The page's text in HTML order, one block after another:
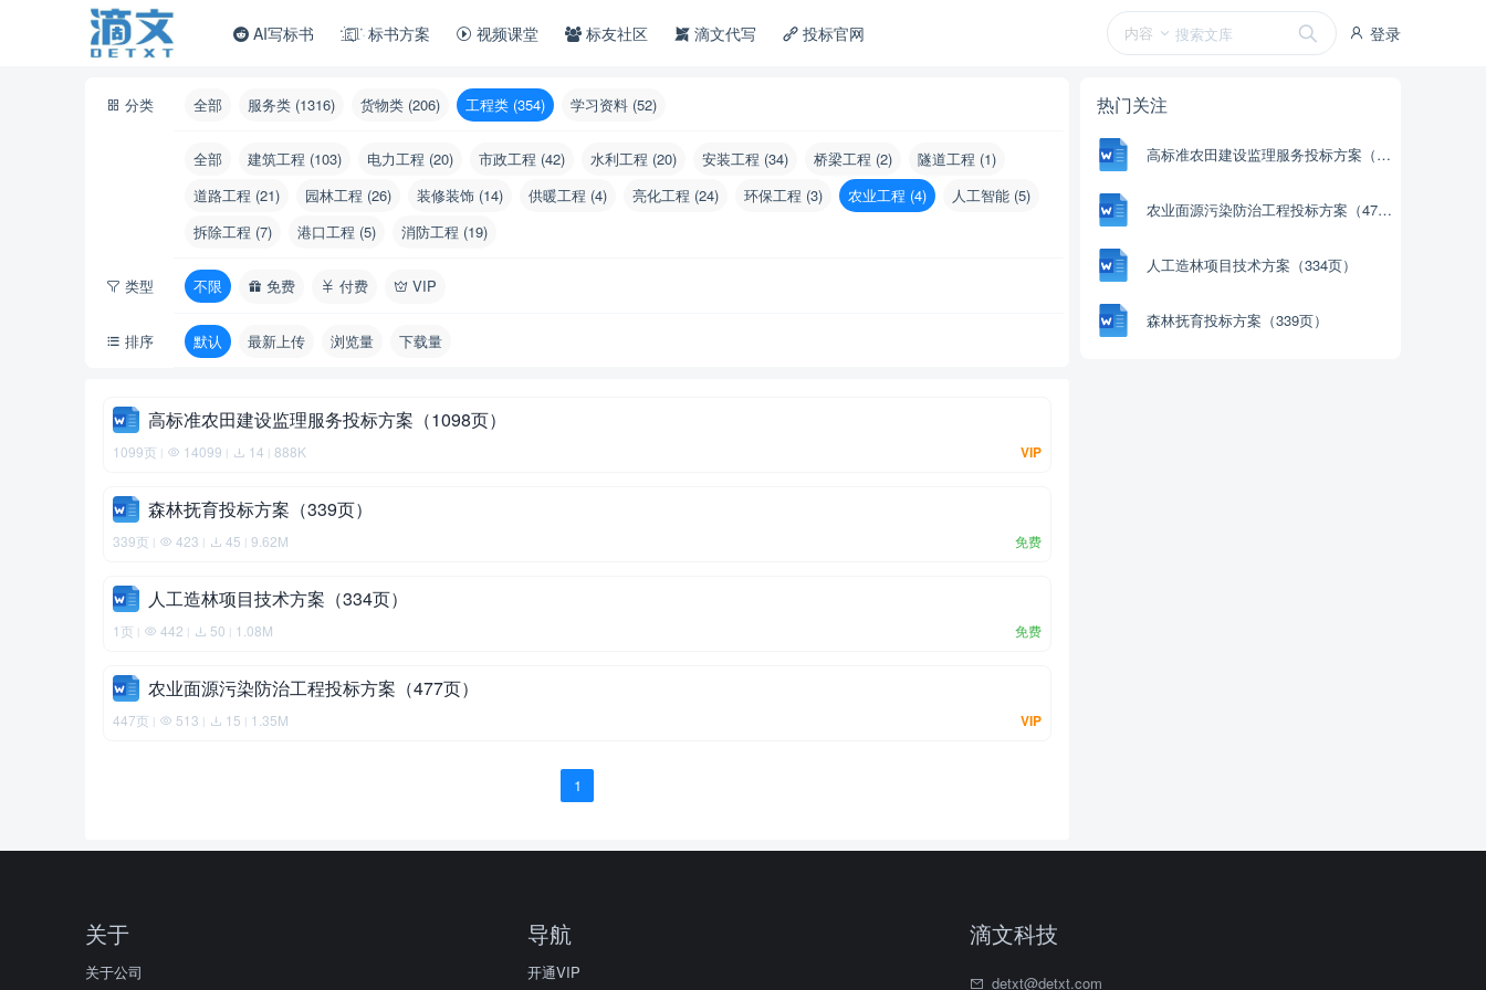
登录
内容
AI写标书 标书方案 视频课堂 标友社区 滴文代写 投标官网
分类 全部 服务类 (1316) 货物类 (206) 工程类 (354) 学习资料 (52)
全部 建筑工程 (103) 电力工程 (20) 市政工程 (42) 水利工程 (20) 安装工程 (34) 桥梁工程 (2)
隧道工程 (1)
道路工程 (21)
园林工程 (26) 装修装饰 (14) 供暖工程 (4) 亮化工程 (24) 环保工程 (3) 农业工程 (4)
人工智能 (5)
拆除工程 (7)
港口工程 (5) 消防工程 (19)
类型 不限 免费 付费 VIP
排序 默认 最新上传 浏览量 下载量
高标准农田建设监理服务投标方案（1098页）
1099页 | 14099 | 14 | 888K VIP
森林抚育投标方案（339页）
339页 | 423 | 45 | 9.62M 免费
人工造林项目技术方案（334页）
1页 | 442 | 50 | 1.08M 免费
农业面源污染防治工程投标方案（477页）
447页 | 513 | 15 | 1.35M VIP
1
热门关注
高标准农田建设监理服务投标方案（1098页）
农业面源污染防治工程投标方案（477页）
人工造林项目技术方案（334页）
森林抚育投标方案（339页）
关于
关于公司
导航
开通VIP
滴文科技
detxt@detxt.com